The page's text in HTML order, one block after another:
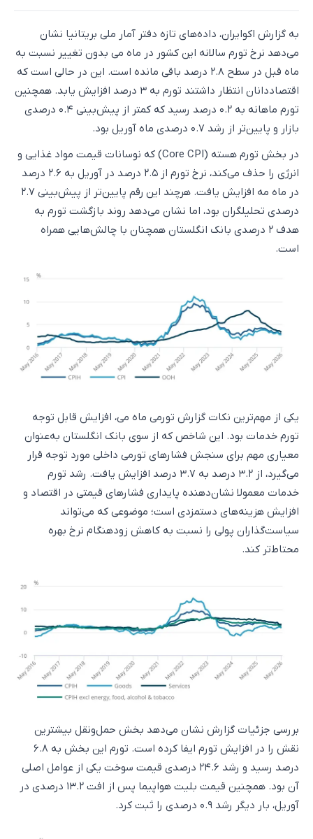
به گزارش اکوایران، داده‌های تازه دفتر آمار ملی بریتانیا نشان
می‌دهد نرخ تورم سالانه این کشور در ماه می بدون تغییر نسبت به
ماه قبل در سطح ۲.۸ درصد باقی مانده است. این در حالی است که
اقتصاددانان انتظار داشتند تورم به ۳ درصد افزایش یابد. همچنین
تورم ماهانه به ۰.۲ درصد رسید که کمتر از پیش‌بینی ۰.۴ درصدی
بازار و پایین‌تر از رشد ۰.۷ درصدی ماه آوریل بود.
در بخش تورم هسته (Core CPI) که نوسانات قیمت مواد غذایی و
انرژی را حذف می‌کند، نرخ تورم از ۲.۵ درصد در آوریل به ۲.۶ درصد
در ماه مه افزایش یافت. هرچند این رقم پایین‌تر از پیش‌بینی ۲.۷
درصدی تحلیلگران بود، اما نشان می‌دهد روند بازگشت تورم به
هدف ۲ درصدی بانک انگلستان همچنان با چالش‌هایی همراه
است.
یکی از مهم‌ترین نکات گزارش تورمی ماه می، افزایش قابل توجه
تورم خدمات بود. این شاخص که از سوی بانک انگلستان به‌عنوان
معیاری مهم برای سنجش فشارهای تورمی داخلی مورد توجه قرار
می‌گیرد، از ۳.۲ درصد به ۳.۷ درصد افزایش یافت. رشد تورم
خدمات معمولا نشان‌دهنده پایداری فشارهای قیمتی در اقتصاد و
افزایش هزینه‌های دستمزدی است؛ موضوعی که می‌تواند
سیاست‌گذاران پولی را نسبت به کاهش زودهنگام نرخ بهره
محتاط‌تر کند.
بررسی جزئیات گزارش نشان می‌دهد بخش حمل‌ونقل بیشترین
نقش را در افزایش تورم ایفا کرده است. تورم این بخش به ۶.۸
درصد رسید و رشد ۲۴.۶ درصدی قیمت سوخت یکی از عوامل اصلی
آن بود. همچنین قیمت بلیت هواپیما پس از افت ۱۳.۲ درصدی در
آوریل، بار دیگر رشد ۰.۹ درصدی را ثبت کرد.